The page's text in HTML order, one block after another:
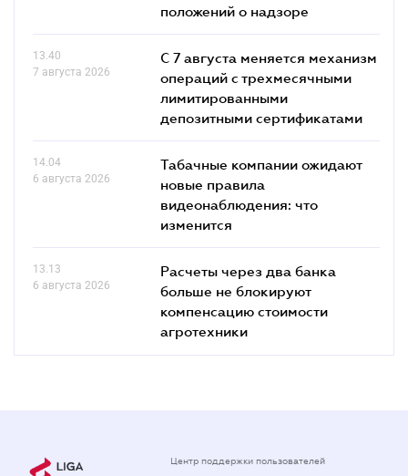
положений о надзоре
13.40
7 августа 2026
С 7 августа меняется механизм
операций с трехмесячными
лимитированными
депозитными сертификатами
14.04
6 августа 2026
Табачные компании ожидают
новые правила
видеонаблюдения: что
изменится
13.13
6 августа 2026
Расчеты через два банка
больше не блокируют
компенсацию стоимости
агротехники
Центр поддержки пользователей